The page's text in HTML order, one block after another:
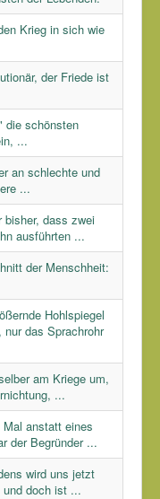
Krieg in sich wie
der Friede ist
die schönsten
...
an schlechte und
...
bisher, dass zwei
ausführten ...
der Menschheit:
Hohlspiegel
das Sprachrohr
am Kriege um,
...
anstatt eines
der Begründer ...
wird uns jetzt
doch ist ...